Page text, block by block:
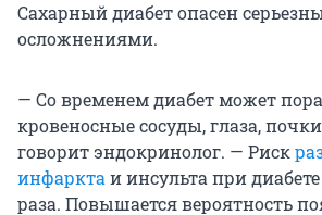
Сахарный диабет опасен
осложнениями.
— Со временем диабет может
кровеносные сосуды, глаза,
говорит эндокринолог. — Риск
инфарктаи инсульта при
раза. Повышается вероятность